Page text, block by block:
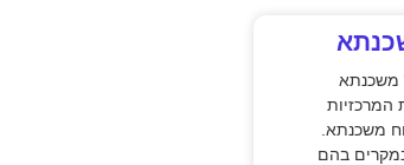
משכנתא
המרכזיות
משכנתא.
בהם